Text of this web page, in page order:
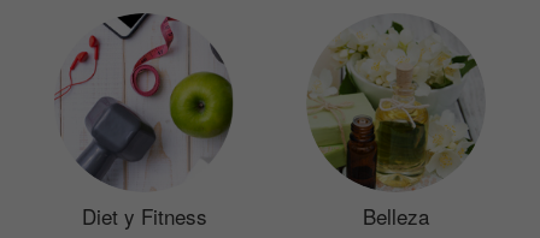
Diet y Fitness Belleza